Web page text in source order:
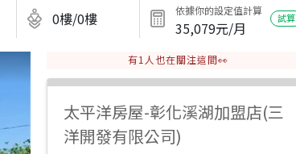
0樓/0樓 依據你的設定值計算
35,079元/月
試算
有1 人也在關注這間👀
太平洋房屋-彰化溪湖加盟店(三
洋開發有限公司)